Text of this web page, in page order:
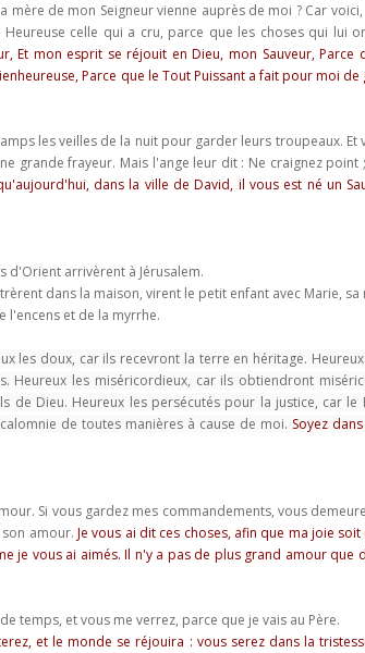
de mon Seigneur vienne auprès de moi ? Car
celle qui a cru, parce que les choses qui lui
Et mon esprit se réjouit en Dieu, mon Sauveur, Parce
Parce que le Tout Puissant a fait pour moi de
les veilles de la nuit pour garder leurs troupeaux. Et
grande frayeur. Mais l'ange leur dit : Ne craignez point ;
dans la ville de David, il vous est né un
d'Orient arrivèrent à Jérusalem.
dans la maison, virent le petit enfant avec Marie,
l'encens et de la myrrhe.
les doux, car ils recevront la terre en héritage.
Heureux les miséricordieux, car ils obtiendront
de Dieu. Heureux les persécutés pour la justice, car le
de toutes manières à cause de moi. Soyez
Si vous gardez mes commandements, vous
amour. Je vous ai dit ces choses, afin que ma joie
je vous ai aimés.Il n'y a pas de plus grand amour que
temps, et vous me verrez, parce que je vais au Père.
et le monde se réjouira : vous serez dans la